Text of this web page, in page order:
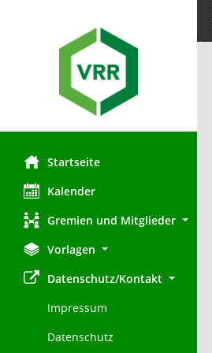
Startseite
Kalender
Gremien und Mitglieder
Vorlagen
Datenschutz/Kontakt
Impressum
Datenschutz